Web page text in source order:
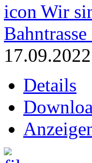
Wir
17.09.2022
Details